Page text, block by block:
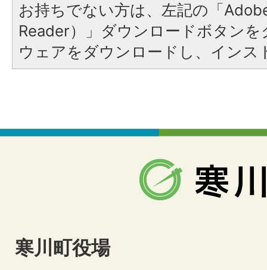
お持ちでない方は、左記の「
Reader）」ダウンロードボタン
ウェアをダウンロードし、インス
寒川町役場